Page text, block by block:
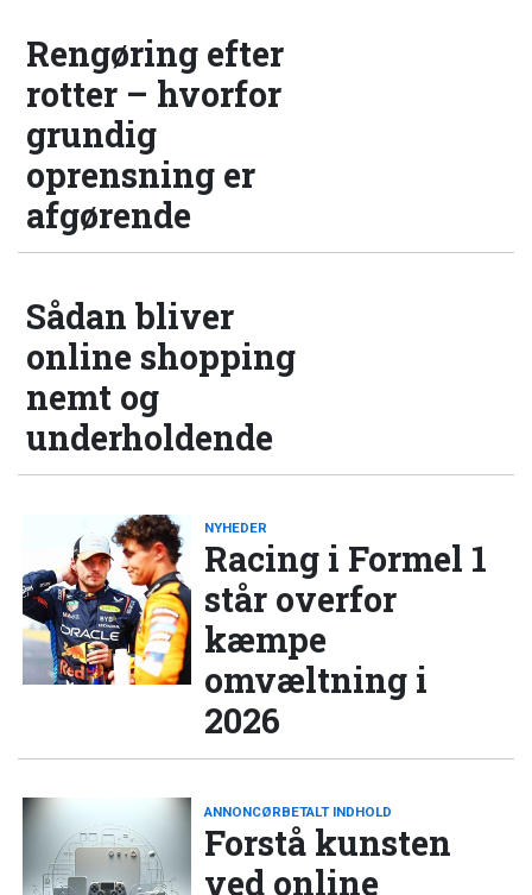
Rengøring efter
rotter – hvorfor
grundig
oprensning er
afgørende
Sådan bliver
online shopping
nemt og
underholdende
NYHEDER
Racing i Formel 1
står overfor
kæmpe
omvæltning i
2026
ANNONCØRBETALT INDHOLD
Forstå kunsten
ved online